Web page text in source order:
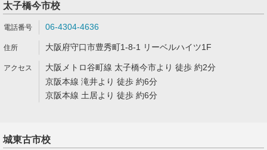
太子橋今市校
06-4304-4636
大阪府守口市豊秀町1-8-1 リーベルハイツ1F
大阪メトロ谷町線 太子橋今市より 徒歩 約2分
京阪本線 滝井より 徒歩 約6分
京阪本線 土居より 徒歩 約6分
城東古市校